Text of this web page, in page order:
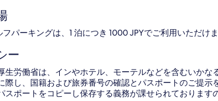
フパーキングは、1 泊につき 1000 JPYでご利用いただけ
ー
生労働省は、インやホテル、モーテルなどを含むいか
際し、国籍および旅券番号の確認とパスポートのご提
スポートをコピーし保存する義務が課せられております